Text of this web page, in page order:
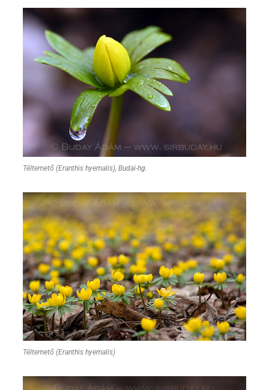
Téltemető (Eranthis hyemalis), Budai-hg.
Téltemető (Eranthis hyemalis)